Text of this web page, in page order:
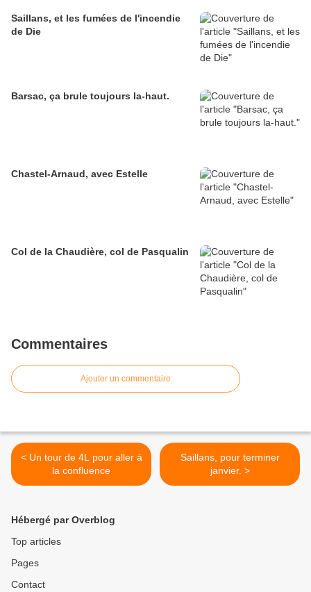
Saillans, et les fumées de l'incendie
de Die
Barsac, ça brule toujours la-haut.
Chastel-Arnaud, avec Estelle
Col de la Chaudière, col de Pasqualin
Commentaires
Ajouter un commentaire
< Un tour de 4L pour aller à
la confluence
Saillans, pour terminer
janvier. >
Hébergé par Overblog
Top articles
Pages
Contact